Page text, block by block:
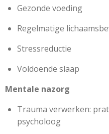
Gezonde voeding
Regelmatige
Stressreductie
Voldoende slaap
Mentale nazorg
Trauma verwerken:
psycholoog